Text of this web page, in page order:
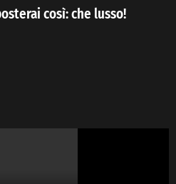
così: che lusso!